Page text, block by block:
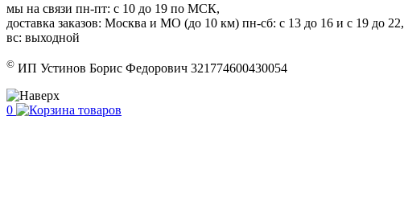
мы на связи пн-пт: с 10 до 19 по МСК,
доставка заказов: Москва и МО (до 10 км) пн-сб: с 13 до 16 и с 19 до 22,
вс: выходной
© ИП Устинов Борис Федорович 321774600430054
0